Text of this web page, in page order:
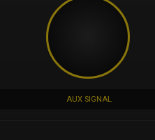
AUX SIGNAL